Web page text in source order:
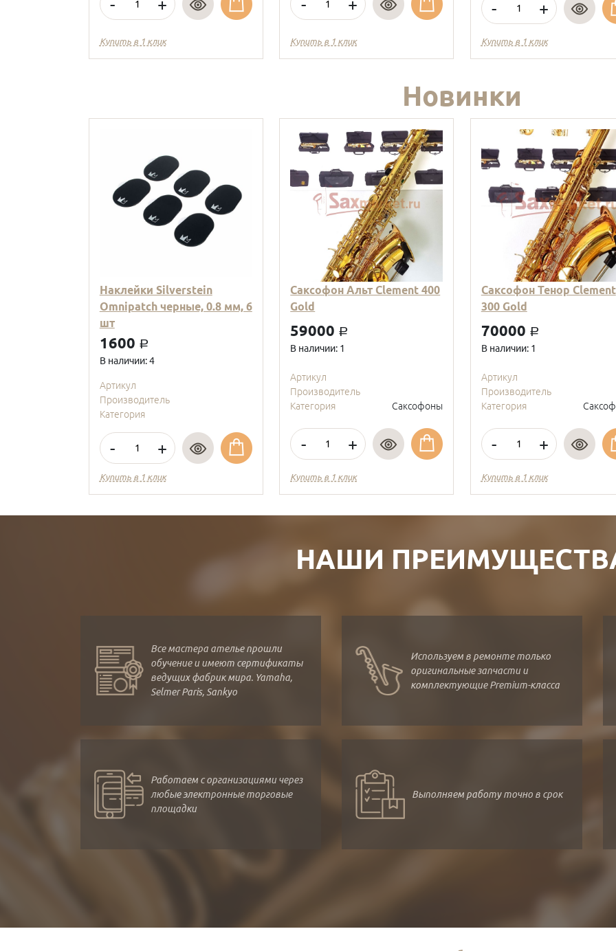
Купить в 1 клик Купить в 1 клик
- +
Купить в 1 клик
Новинки
Наклейки Silverstein
Omnipatch черные, 0.8 мм, 6
шт
1600 a
В наличии: 4
Артикул
Производитель
Категория
- +
Купить в 1 клик
Саксофон Альт Clement 400
Gold
59000 a
В наличии: 1
Артикул
Производитель
Категория
Саксофоны
- +
Купить в 1 клик
Саксофон Тенор Clement
300 Gold
70000 a
В наличии: 1
Артикул
Производитель
Категория
- +
Купить в 1 клик
НАШИ
Все мастера ателье прошли
обучение и имеют сертификаты
ведущих фабрик мира. Yamaha,
Selmer Paris, Sankyo
Используем в ремонте только
оригинальные запчасти и
комплектующие Premium-класса
Работаем с организациями через
любые электронные торговые
площадки
Выполняем работу точно в срок